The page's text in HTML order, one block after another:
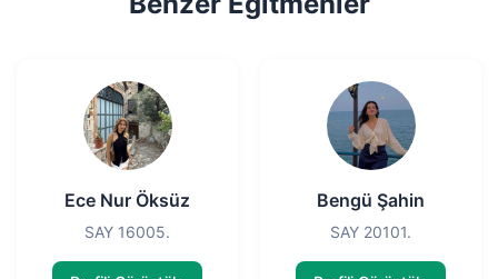
Ece Nur Öksüz
SAY 16005.
Bengü Şahin
SAY 20101.